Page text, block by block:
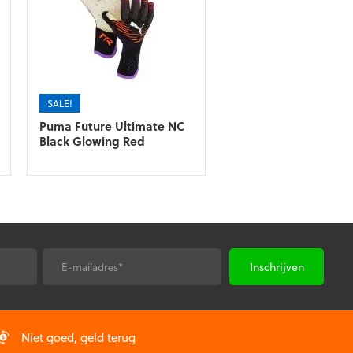
SALE!
Puma Future Ultimate NC
Black Glowing Red
Niet goed, geld terug